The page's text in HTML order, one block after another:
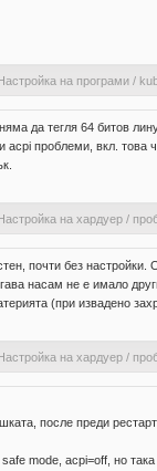
на програми/
да тегля 64 битов
acpi проблеми, вкл.
на хардуер/
почти без
насам не е имало
(при извадено
на хардуер/
после преди
mode, acpi=off, но